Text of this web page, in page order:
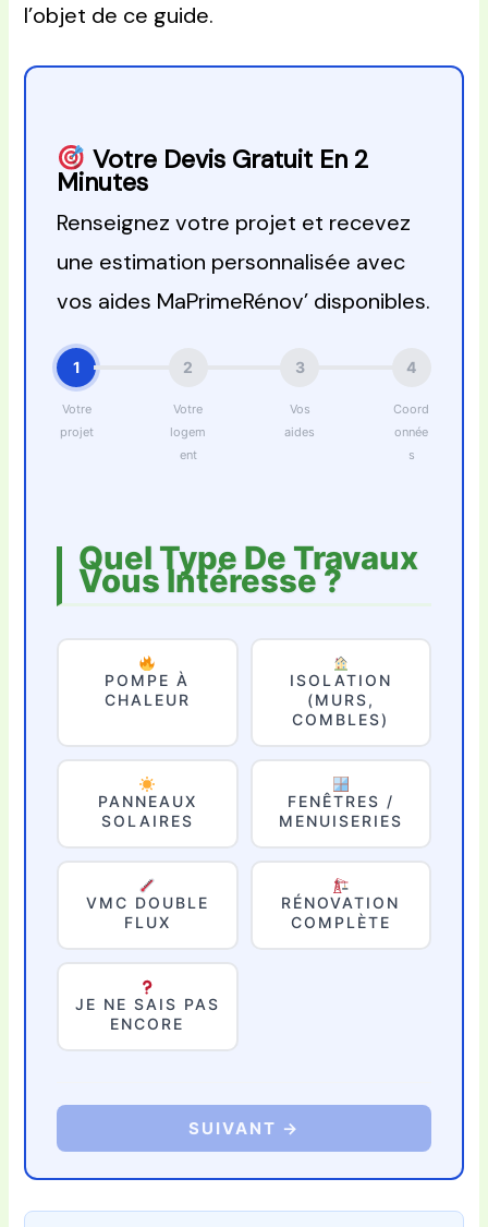
l’objet de ce guide.
Votre Devis Gratuit En 2
Minutes
Renseignez votre projet et recevez
une estimation personnalisée avec
vos aides MaPrimeRénov’ disponibles.
1 2 3 4
Votre
projet
Votre
logem
ent
Vos
aides
Coord
onnée
s
Quel Type De Travaux
Vous Intéresse ?
POMPE À
CHALEUR
ISOLATION
(MURS,
COMBLES)
PANNEAUX
SOLAIRES
FENÊTRES /
MENUISERIES
VMC DOUBLE
FLUX
RÉNOVATION
COMPLÈTE
JE NE SAIS PAS
ENCORE
SUIVANT →